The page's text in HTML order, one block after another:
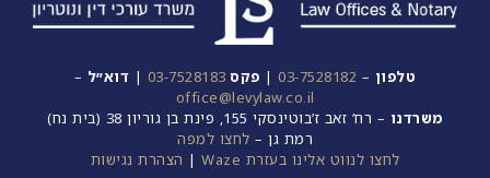
טלפון –
03-7528182
| פקס 03-7528183
| דוא״ל –
office@levylaw.co.il
משרדנו
– רח’ זאב ז’בוטינסקי 155, פינת בן גוריון 38 (בית נח)
רמת גן – לחצו למפה
לחצו לנווט אלינו בעזרת Waze
| הצהרת נגישות